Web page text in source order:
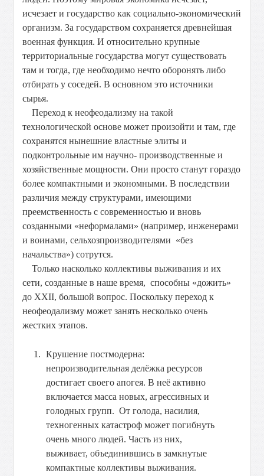
исчезает и государство как социально-экономический
организм. За государством сохраняется древнейшая
военная функция. И относительно крупные
территориальные государства могут существовать
там и тогда, где необходимо нечто оборонять либо
отбирать у соседей. В основном это источники
сырья.
Переход к неофеодализму на такой
технологической основе может произойти и там, где
сохранятся нынешние властные элиты и
подконтрольные им научно- производственные и
хозяйственные мощности. Они просто станут гораздо
более компактными и экономными. В последствии
различия между структурами, имеющими
преемственность с современностью и вновь
созданными «неформалами» (например, инженерами
и воинами, сельхозпроизводителями «без
начальства») сотрутся.
Только насколько коллективы выживания и их
сети, созданные в наше время, способны «дожить»
до XXII, большой вопрос. Поскольку переход к
неофеодализму может занять несколько очень
жестких этапов.
Крушение постмодерна:
непроизводительная делёжка ресурсов
достигает своего апогея. В неё активно
включается масса новых, агрессивных и
голодных групп. От голода, насилия,
техногенных катастроф может погибнуть
очень много людей. Часть из них,
выживает, объединившись в замкнутые
компактные коллективы выживания.